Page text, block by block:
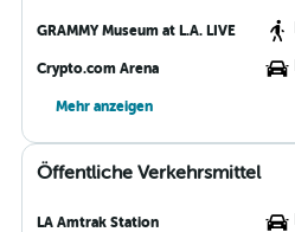
GRAMMY Museum at L.A. LIVE
Crypto.com Arena
Mehr anzeigen
Öffentliche Verkehrsmittel
LA Amtrak Station